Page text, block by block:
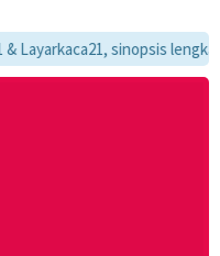
sinopsis